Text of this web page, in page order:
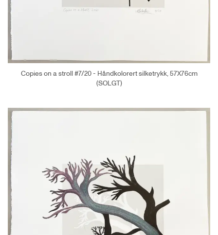
Copies on a stroll #7/20 - Håndkolorert silketrykk, 57X76cm
(SOLGT)